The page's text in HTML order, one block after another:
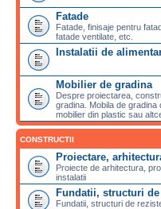
Fatade
Fatade, finisaje pentru
fatade ventilate, etc.
Instalatii de
Mobilier de gradina
Despre proiectarea,
gradina. Mobila de gradina
mobilier din plastic sau
CONSTRUCTII
Proiectare,
Proiecte de arhitectura,
instalatii
Fundatii, structuri
Fundatii, structuri de